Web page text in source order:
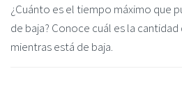
¿Cuánto es el tiempo máximo que
de baja? Conoce cuál es la
mientras está de baja.